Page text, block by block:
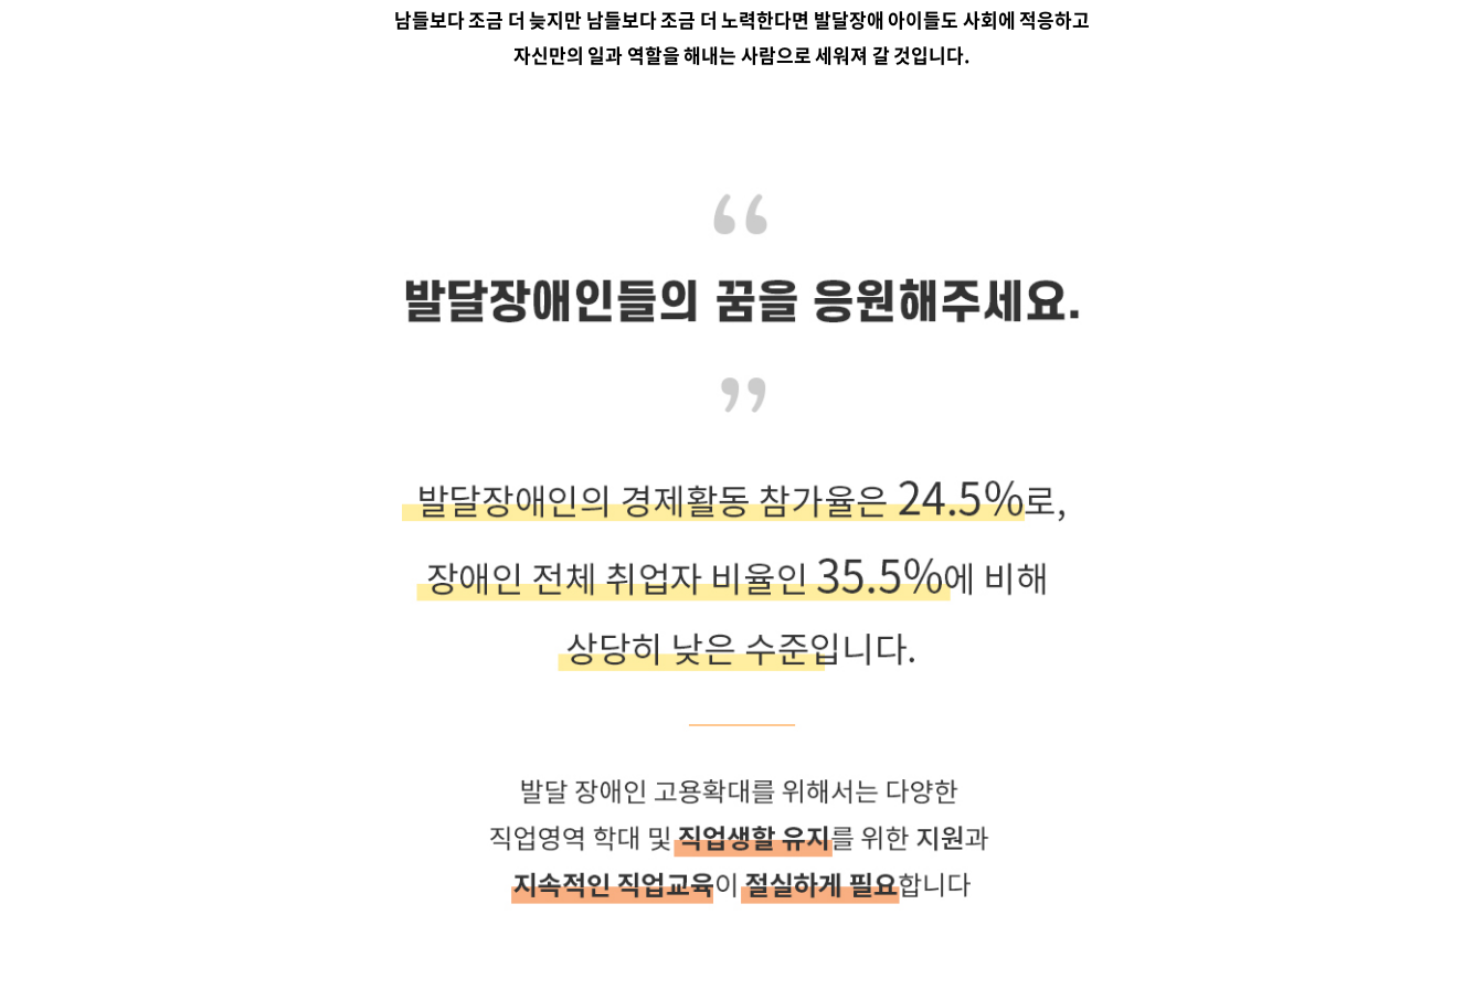
남들보다 조금 더 늦지만 남들보다 조금 더 노력한다면 발달장애 아이들도 사회에 적응하고
자신만의 일과 역할을 해내는 사람으로 세워져 갈 것입니다.